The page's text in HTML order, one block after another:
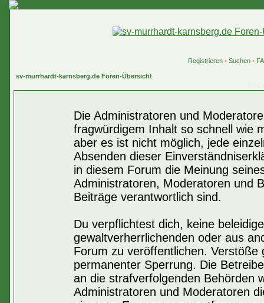
Registrieren• Suchen•
sv-murrhardt-karnsberg.de Foren-Übersicht
Die Administratoren und
fragwürdigem Inhalt so schnell wie
aber es ist nicht möglich, jede
Absenden dieser
in diesem Forum die Meinung
Administratoren, Moderatoren und
Beiträge verantwortlich sind.
Du verpflichtest dich, keine
gewaltverherrlichenden oder aus
Forum zu veröffentlichen.
permanenter Sperrung. Die
an die strafverfolgenden Behörden
Administratoren und Moderatoren